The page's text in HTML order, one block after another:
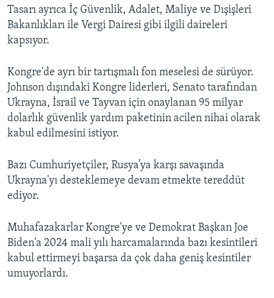
Tasarı ayrıca İç Güvenlik, Adalet, Maliye ve Dışişleri
Bakanlıkları ile Vergi Dairesi gibi ilgili daireleri
kapsıyor.
Kongre'de ayrı bir tartışmalı fon meselesi de sürüyor.
Johnson dışındaki Kongre liderleri, Senato tarafından
Ukrayna, İsrail ve Tayvan için onaylanan 95 milyar
dolarlık güvenlik yardım paketinin acilen nihai olarak
kabul edilmesini istiyor.
Bazı Cumhuriyetçiler, Rusya’ya karşı savaşında
Ukrayna'yı desteklemeye devam etmekte tereddüt
ediyor.
Muhafazakarlar Kongre'ye ve Demokrat Başkan Joe
Biden'a 2024 mali yılı harcamalarında bazı kesintileri
kabul ettirmeyi başarsa da çok daha geniş kesintiler
umuyorlardı.